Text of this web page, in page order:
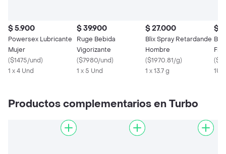
$ 5.900
Powersex Lubricante
Mujer
($1475/und)
1 x 4 Und
$ 39.900
Ruge Bebida
Vigorizante
($7980/und)
1 x 5 Und
$ 27.000
Blix Spray Retardande
Hombre
($1970.81/g)
1 x 13.7 g
$
(
Productos complementarios en Turbo